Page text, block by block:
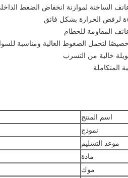
الساخنة لموازنة انخفاض الضغط
لرفض الحرارة بشكل فائق
المقاومة للحطام
لتحمل الضغوط العالية ومناسبة
خالية من التسرب
المتكاملة
اسم المنتج
نموذج
موعد التسليم
مادة
موك